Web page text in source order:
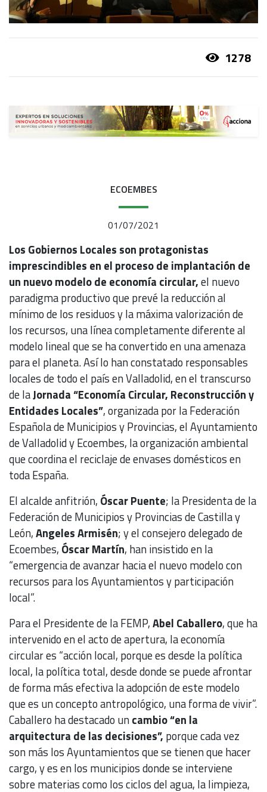
1278
ECOEMBES
01/07/2021
Los Gobiernos Locales son protagonistas
imprescindibles en el proceso de implantación de
un nuevo modelo de economía circular,el nuevo
paradigma productivo que prevé la reducción al
mínimo de los residuos y la máxima valorización de
los recursos, una línea completamente diferente al
modelo lineal que se ha convertido en una amenaza
para el planeta. Así lo han constatado responsables
locales de todo el país en Valladolid, en el transcurso
de laJornada “Economía Circular, Reconstrucción y
Entidades Locales”, organizada por la Federación
Española de Municipios y Provincias, el Ayuntamiento
de Valladolid y Ecoembes, la organización ambiental
que coordina el reciclaje de envases domésticos en
toda España.
El alcalde anfitrión, Óscar Puente; la Presidenta de la
Federación de Municipios y Provincias de Castilla y
León,Angeles Armisén; y el consejero delegado de
Ecoembes, Óscar Martín, han insistido en la
“emergencia de avanzar hacia el nuevo modelo con
recursos para los Ayuntamientos y participación
local”.
Para el Presidente de la FEMP,Abel Caballero, que ha
intervenido en el acto de apertura, la economía
circular es “acción local, porque es desde la política
local, la política total, desde donde se puede afrontar
de forma más efectiva la adopción de este modelo
que es un concepto antropológico, una forma de vivir”.
Caballero ha destacado uncambio “en la
arquitectura de las decisiones”, porque cada vez
son más los Ayuntamientos que se tienen que hacer
cargo, y es en los municipios donde se interviene
sobre materias como los ciclos del agua, la limpieza,